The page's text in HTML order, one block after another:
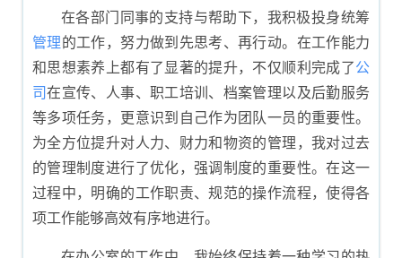
在各部门同事的支持与帮助下，我积极投身统筹
管理的工作，努力做到先思考、再行动。在工作能力
和思想素养上都有了显著的提升，不仅顺利完成了公
司在宣传、人事、职工培训、档案管理以及后勤服务
等多项任务，更意识到自己作为团队一员的重要性。
为全方位提升对人力、财力和物资的管理，我对过去
的管理制度进行了优化，强调制度的重要性。在这一
过程中，明确的工作职责、规范的操作流程，使得各
项工作能够高效有序地进行。